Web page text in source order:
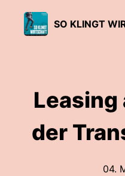
Leasing
der
04.